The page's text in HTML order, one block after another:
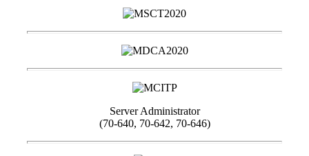
Server Administrator
(70-640, 70-642, 70-646)